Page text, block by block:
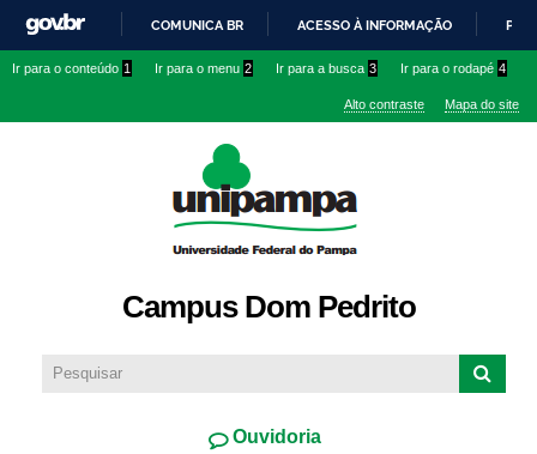
conteúdo
IR
O
COMUNICA BR ACESSO À INFORMAÇÃO
Ir para o conteúdo 1 Ir para o menu 2 Ir para a busca 3 Ir para o rodapé 4
Alto contraste Mapa do site
Campus Dom Pedrito
Ouvidoria